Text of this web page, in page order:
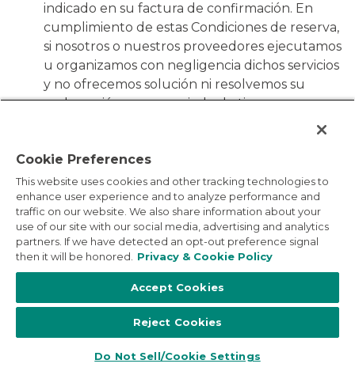
indicado en su factura de confirmación. En
cumplimiento de estas Condiciones de reserva,
si nosotros o nuestros proveedores ejecutamos
u organizamos con negligencia dichos servicios
y no ofrecemos solución ni resolvemos su
reclamación en un periodo de tiempo
una reducción del precio, una indemnización o
ambas.Debe comunicarnos sin demora el
no cumplimiento o la incorrecta ejecución
de los servicios de viaje incluidos en este
paquete. La reducción del precio o la
indemnización se calcularán teniendo en
cuenta todos los factores relevantes, tales
como, pero sin limitarse a: cumplimiento del
procedimiento de reclamación según lo
descrito en estas Condiciones de reserva y el
grado en el que nuestra negligencia o la de
Cookie Preferences
This website uses cookies and other tracking technologies to
enhance user experience and to analyze performance and
traffic on our website. We also share information about your
use of our site with our social media, advertising and analytics
partners. If we have detected an opt-out preference signal
then it will be honored.
Privacy & Cookie Policy
Accept Cookies
Reject Cookies
Do Not Sell/Cookie Settings